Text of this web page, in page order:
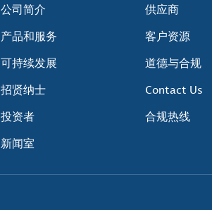
公司简介
产品和服务
可持续发展
招贤纳士
投资者
新闻室
供应商
客户资源
道德与合规
Contact Us
合规热线